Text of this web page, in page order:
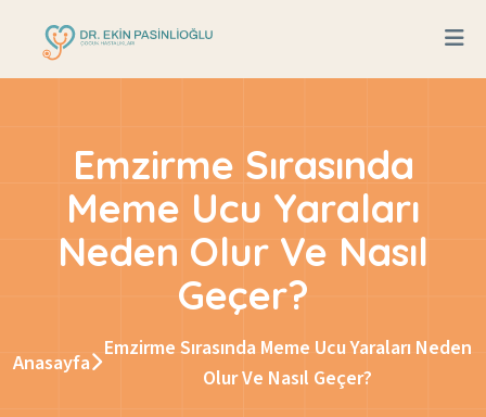
Emzirme Sırasında
Meme Ucu Yaraları
Neden Olur Ve Nasıl
Geçer?
Anasayfa
Emzirme Sırasında Meme Ucu Yaraları Neden
Olur Ve Nasıl Geçer?